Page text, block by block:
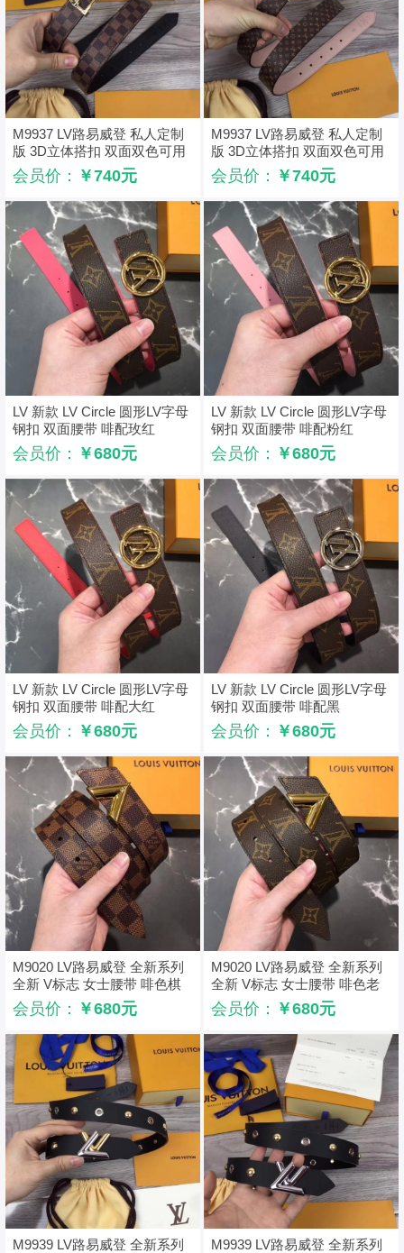
M9937 LV路易威登 私人定制
版 3D立体搭扣 双面双色可用
棋盘格
会员价： ￥740元
M9937 LV路易威登 私人定制
版 3D立体搭扣 双面双色可用
老花
会员价： ￥740元
LV 新款 LV Circle 圆形LV字母
钢扣 双面腰带 啡配玫红
会员价： ￥680元
LV 新款 LV Circle 圆形LV字母
钢扣 双面腰带 啡配粉红
会员价： ￥680元
LV 新款 LV Circle 圆形LV字母
钢扣 双面腰带 啡配大红
会员价： ￥680元
LV 新款 LV Circle 圆形LV字母
钢扣 双面腰带 啡配黑
会员价： ￥680元
M9020 LV路易威登 全新系列
全新 V标志 女士腰带 啡色棋
盘格
会员价： ￥680元
M9020 LV路易威登 全新系列
全新 V标志 女士腰带 啡色老
花
会员价： ￥680元
M9939 LV路易威登 全新系列
M9939 LV路易威登 全新系列